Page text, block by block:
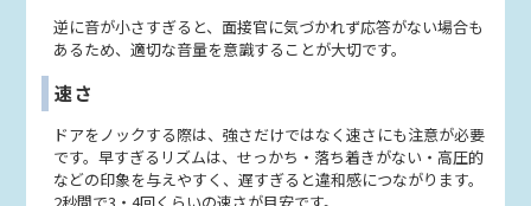
逆に音が小さすぎると、面接官に気づかれず応答がない場合も
あるため、適切な音量を意識することが大切です。
速さ
ドアをノックする際は、強さだけではなく速さにも注意が必要
です。早すぎるリズムは、せっかち・落ち着きがない・高圧的
などの印象を与えやすく、遅すぎると違和感につながります。